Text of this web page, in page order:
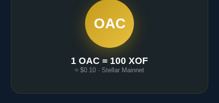
OAC
1 OAC = 100 XOF
≈ $0.10 · Stellar Mainnet